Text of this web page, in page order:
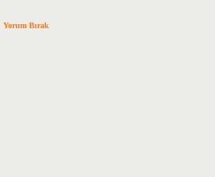
Yorum Bırak